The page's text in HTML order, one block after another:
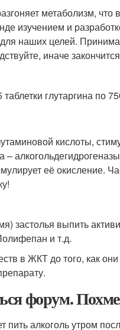
метаболизм, что
изучением и
наших целей.
иначе
глутаргина по
кислоты,
её окисление.
застолья выпить
и т.д.
в ЖКТ до того, как
форум.
пить алкоголь утром